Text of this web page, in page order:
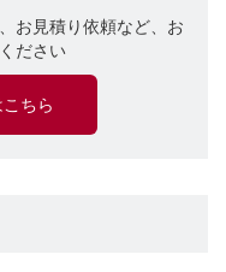
お見積り依頼など、お
ださい
ちら